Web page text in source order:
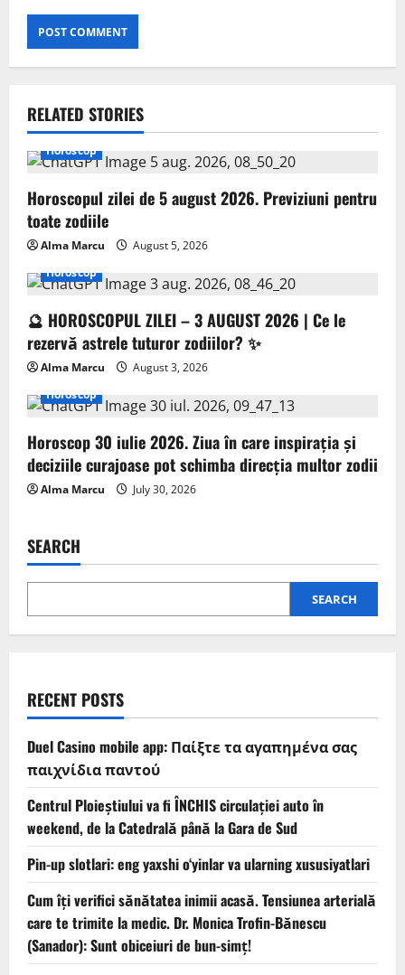
RELATED STORIES
Horoscop
Horoscopul zilei de 5 august 2026. Previziuni pentru
toate zodiile
Alma Marcu
August 5, 2026
Horoscop
🔮 HOROSCOPUL ZILEI – 3 AUGUST 2026 | Ce le
rezervă astrele tuturor zodiilor? ✨
Alma Marcu
August 3, 2026
Horoscop
Horoscop 30 iulie 2026. Ziua în care inspirația și
deciziile curajoase pot schimba direcția multor zodii
Alma Marcu July 30, 2026
SEARCH
SEARCH
RECENT POSTS
Duel Casino mobile app: Παίξτε τα αγαπημένα σας
παιχνίδια παντού
Centrul Ploieștiului va fi ÎNCHIS circulației auto în
weekend, de la Catedrală până la Gara de Sud
Pin-up slotlari: eng yaxshi o‘yinlar va ularning xususiyatlari
Cum îți verifici sănătatea inimii acasă. Tensiunea arterială
care te trimite la medic. Dr. Monica Trofin-Bănescu
(Sanador): Sunt obiceiuri de bun-simț!